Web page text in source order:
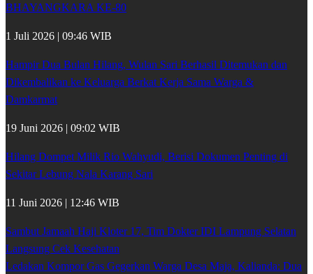
BHAYANGKARA KE-80
1 Juli 2026 | 09:46 WIB
Hampir Dua Bulan Hilang, Wulan Sari Berhasil Ditemukan dan
Dikembalikan ke Keluarga Berkat Kerja Sama Warga &
Damkarmat
19 Juni 2026 | 09:02 WIB
Hilang Dompet Milik Rio Wahyudi, Berisi Dokumen Penting di
Sekitar Lebung Nala Karang Sari
11 Juni 2026 | 12:46 WIB
Sambut Jamaah Haji Kloter 17, Tim Dokter IDI Lampung Selatan
Langsung Cek Kesehatan
Ledakan Kompor Gas Gegerkan Warga Desa Maja, Kalianda: Dua